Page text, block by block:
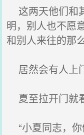
这两天他们和
明，别人也不愿
和别人来往的那
居然会有人上
夏至拉开门就
“小夏同志，你